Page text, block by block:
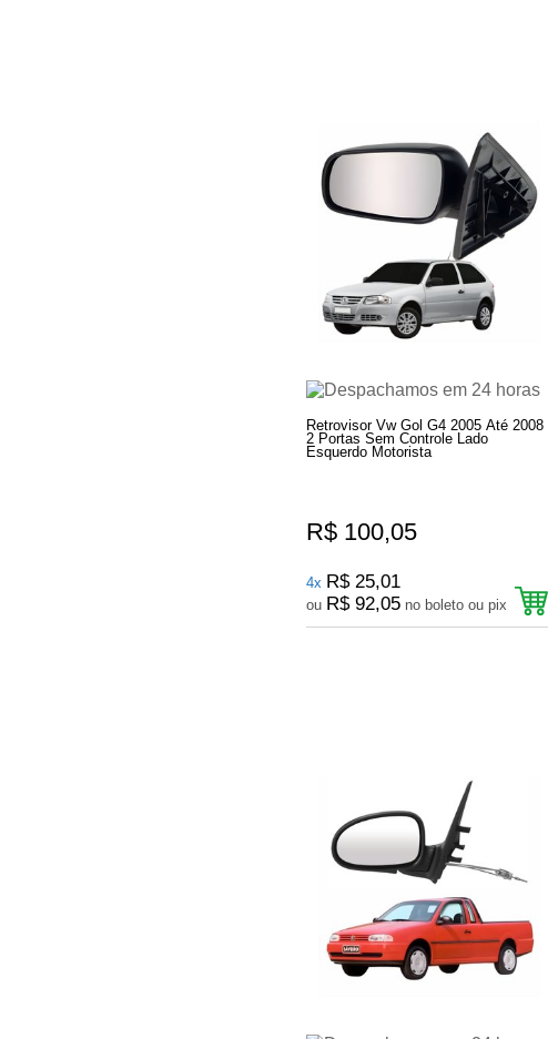
Retrovisor Vw Gol G4 2005 Até 2008
2 Portas Sem Controle Lado
Esquerdo Motorista
R$ 100,05
4x R$ 25,01
ou R$ 92,05 no boleto ou pix